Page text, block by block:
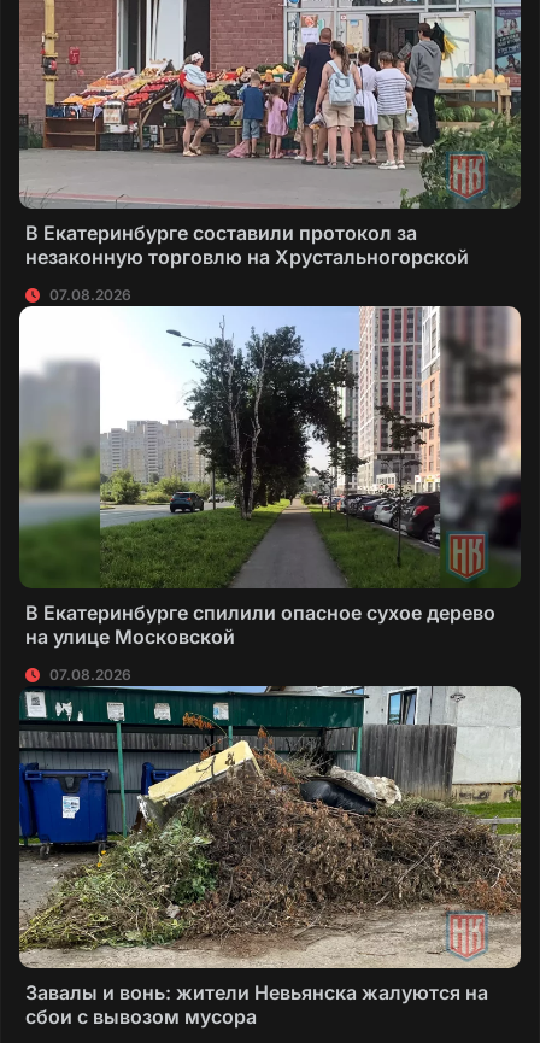
В Екатеринбурге составили протокол за
незаконную торговлю на Хрустальногорской
07.08.2026
В Екатеринбурге спилили опасное сухое дерево
на улице Московской
07.08.2026
Завалы и вонь: жители Невьянска жалуются на
сбои с вывозом мусора